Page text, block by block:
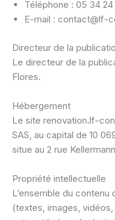
Téléphone : 05 34 24
E-mail : contact@lf-
Directeur de la
Le directeur de la
Flores.
Hébergement
Le site renovation.lf-
SAS, au capital de 10
situe au 2 rue
Propriété intellectuelle
L’ensemble du
(textes, images,